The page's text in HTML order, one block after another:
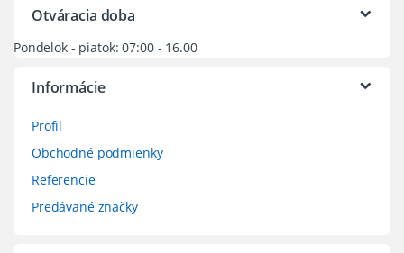
Otváracia doba
Pondelok - piatok: 07:00 - 16.00
Informácie
Profil
Obchodné podmienky
Referencie
Predávané značky